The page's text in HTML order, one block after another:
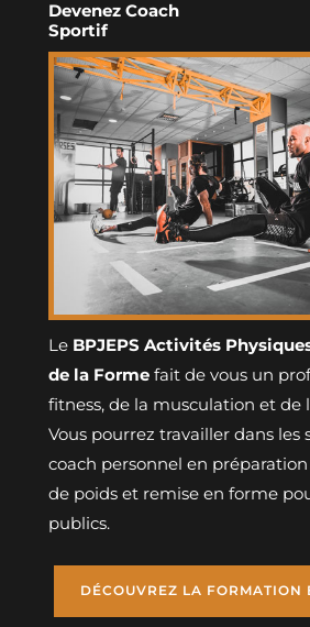
Devenez Coach
Sportif
Le BPJEPS Activités
de la Forme fait de vous un
fitness, de la musculation et de
Vous pourrez travailler dans les
coach personnel en
de poids et remise en forme
publics.
DÉCOUVREZ LA FORMATION